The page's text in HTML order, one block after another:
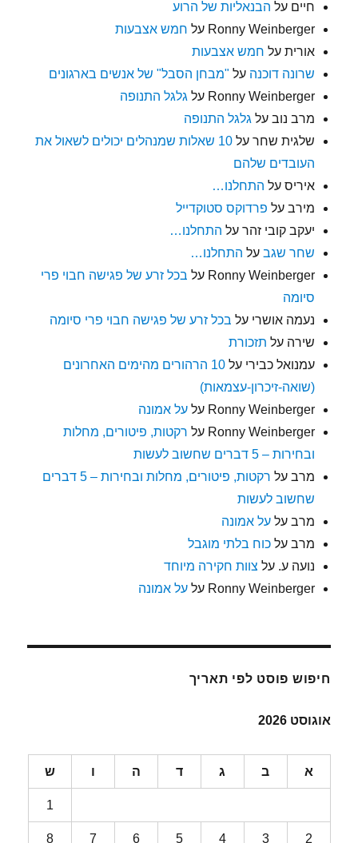
חיים על הבנאליות של הרוע
Ronny Weinberger על חמש אצבעות
אורית על חמש אצבעות
שרונה דוכנה על "מבחן הסבל" של אנשים בארגונים
Ronny Weinberger על גלגל התנופה
מרב נוב על גלגל התנופה
שלגית שחר על
10 שאלות שמנהלים יכולים לשאול את
העובדים שלהם
איריס על התחלנו…
מירב על פרדוקס סטוקדייל
יעקב קובי זהר על התחלנו…
שחר שגב על התחלנו…
Ronny Weinberger על בכל זרע של פגישה חבוי פרי
סיומה
נעמה אושרי על בכל זרע של פגישה חבוי פרי סיומה
שירה על תזכורת
עמנואל כבירי על
10 הרהורים מהימים האחרונים
(שואה-זיכרון-עצמאות)
Ronny Weinberger עלעל אמונה
Ronny Weinberger על רקטות, פיטורים, מחלות
ובחירות – 5 דברים שחשוב לעשות
מרב על
רקטות, פיטורים, מחלות ובחירות – 5 דברים
שחשוב לעשות
מרב עלעל אמונה
מרב עלכוח בלתי מוגבל
נועה ע. על צוות חקירה מיוחד
Ronny Weinberger עלעל אמונה
חיפוש פוסט לפי תאריך
אוגוסט 2026
א ב ג ד ה ו ש
1
2
3
4
5
6
7
8